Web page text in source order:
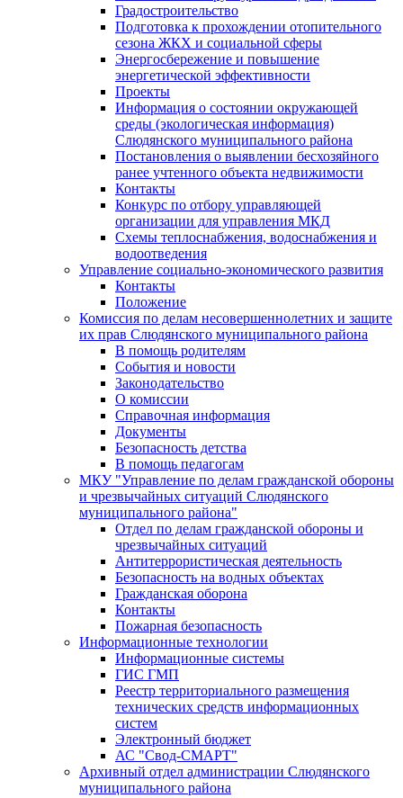
Градостроительство
Подготовка к прохождении отопительного
сезона ЖКХ и социальной сферы
Энергосбережение и повышение
энергетической эффективности
Проекты
Информация о состоянии окружающей
среды (экологическая информация)
Слюдянского муниципального района
Постановления о выявлении бесхозяйного
ранее учтенного объекта недвижимости
Контакты
Конкурс по отбору управляющей
организации для управления МКД
Схемы теплоснабжения, водоснабжения и
водоотведения
Управление социально-экономического развития
Контакты
Положение
Комиссия по делам несовершеннолетних и защите
их прав Слюдянского муниципального района
В помощь родителям
События и новости
Законодательство
О комиссии
Справочная информация
Документы
Безопасность детства
В помощь педагогам
МКУ "Управление по делам гражданской обороны
и чрезвычайных ситуаций Слюдянского
муниципального района"
Отдел по делам гражданской обороны и
чрезвычайных ситуаций
Антитеррористическая деятельность
Безопасность на водных объектах
Гражданская оборона
Контакты
Пожарная безопасность
Информационные технологии
Информационные системы
ГИС ГМП
Реестр территориального размещения
технических средств информационных
систем
Электронный бюджет
АС "Свод-СМАРТ"
Архивный отдел администрации Слюдянского
муниципального района